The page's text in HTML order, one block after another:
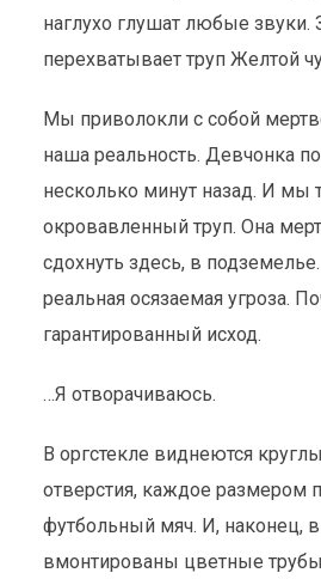
наглухо глушат любые звуки.
перехватывает труп Желтой
Мы приволокли с собой
наша реальность. Девчонка
несколько минут назад. И
окровавленный труп. Она
сдохнуть здесь, в
реальная осязаемая угроза.
гарантированный исход.
…Я отворачиваюсь.
В оргстекле виднеются
отверстия, каждое размером
футбольный мяч. И, наконец,
вмонтированы цветные